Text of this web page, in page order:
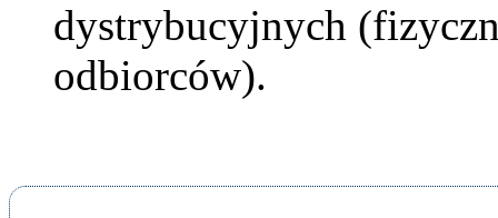
dystrybucyjnych
odbiorców).